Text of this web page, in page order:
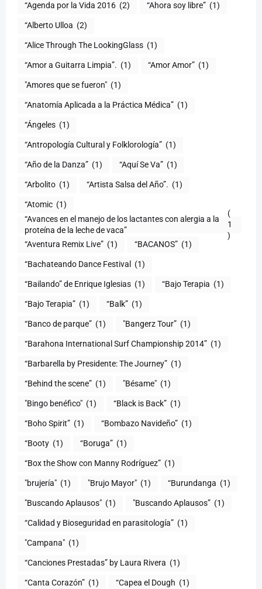
“Agenda por la Vida 2016 (2) “Ahora soy libre” (1)
“Alberto Ulloa (2)
“Alice Through The LookingGlass (1)
“Amor a Guitarra Limpia”. (1) “Amor Amor” (1)
"Amores que se fueron" (1)
“Anatomía Aplicada a la Práctica Médica” (1)
“Ángeles (1)
“Antropología Cultural y Folklorología” (1)
“Año de la Danza” (1) “Aquí Se Va” (1)
“Arbolito (1) “Artista Salsa del Año”. (1)
“Atomic (1)
“Avances en el manejo de los lactantes con alergia a la
proteína de la leche de vaca”
(
1
)
“Aventura Remix Live” (1) “BACANOS” (1)
“Bachateando Dance Festival (1)
“Bailando” de Enrique Iglesias (1) “Bajo Terapia (1)
“Bajo Terapia” (1) “Balk” (1)
“Banco de parque” (1) "Bangerz Tour” (1)
“Barahona International Surf Championship 2014” (1)
“Barbarella by Presidente: The Journey” (1)
“Behind the scene” (1) "Bésame" (1)
"Bingo benéfico" (1) “Black is Back” (1)
“Boho Spirit” (1) “Bombazo Navideño” (1)
“Booty (1) “Boruga” (1)
“Box the Show con Manny Rodríguez” (1)
"brujería" (1) "Brujo Mayor" (1) “Burundanga (1)
"Buscando Aplausos" (1) "Buscando Aplausos” (1)
(1)
"Campana" (1)
“Canciones Prestadas” by Laura Rivera (1)
“Canta Corazón” (1) “Capea el Dough (1)